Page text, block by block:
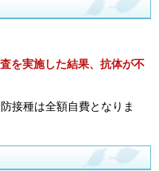
を実施した結果、抗体が不
接種は全額自費となりま